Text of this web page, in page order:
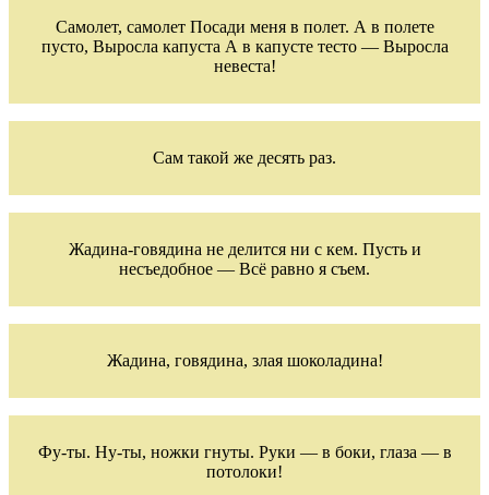
Самолет, самолет Посади меня в полет. А в полете
пусто, Выросла капуста А в капусте тесто — Выросла
невеста!
Сам такой же десять раз.
Жадина-говядина не делится ни с кем. Пусть и
несъедобное — Всё равно я съем.
Жадина, говядина, злая шоколадина!
Фу-ты. Ну-ты, ножки гнуты. Руки — в боки, глаза — в
потолоки!